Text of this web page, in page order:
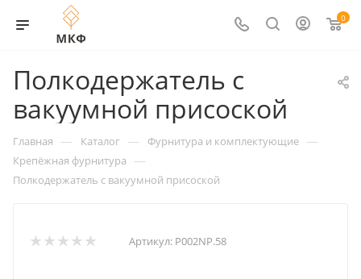
0
Полкодержатель с
вакуумной присоской
Главная — Каталог — Фурнитура и комплектующие —
Крепёжная фурнитура —
Полкодержатель с вакуумной присоской
Артикул: P002NP.58